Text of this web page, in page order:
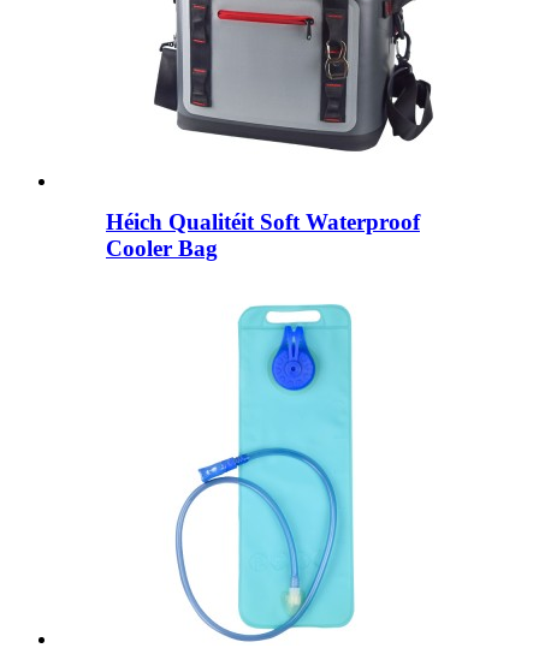
Héich Qualitéit Soft Waterproof
Cooler Bag